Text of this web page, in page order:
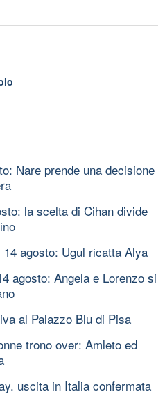
Nare prende una decisione
la scelta di Cihan divide
agosto: Ugul ricatta Alya
agosto: Angela e Lorenzo si
al Palazzo Blu di Pisa
trono over: Amleto ed
uscita in Italia confermata